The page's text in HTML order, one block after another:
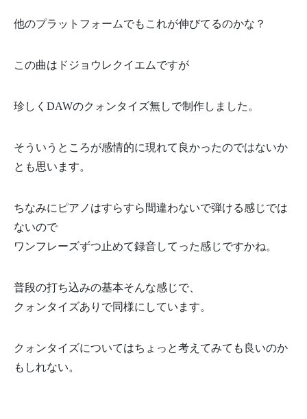
他のプラットフォームでもこれが伸びてるのかな？
この曲はドジョウレクイエムですが
珍しくDAWのクォンタイズ無しで制作しました。
そういうところが感情的に現れて良かったのではないか
とも思います。
ちなみにピアノはすらすら間違わないで弾ける感じでは
ないので
ワンフレーズずつ止めて録音してった感じですかね。
普段の打ち込みの基本そんな感じで、
クォンタイズありで同様にしています。
クォンタイズについてはちょっと考えてみても良いのか
もしれない。